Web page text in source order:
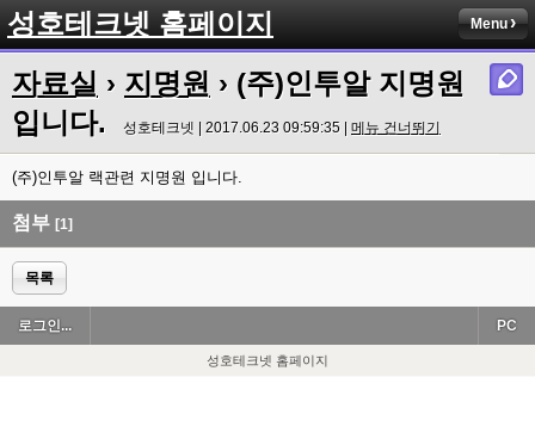
성호테크넷 홈페이지 Menu
자료실 › 지명원 › (주)인투알 지명원
입니다.
성호테크넷 | 2017.06.23 09:59:35 | 메뉴 건너뛰기
(주)인투알 랙관련 지명원 입니다.
첨부 [1]
목록
로그인... PC
성호테크넷 홈페이지